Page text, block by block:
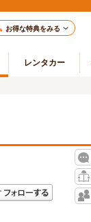
お得な特典をみる
レンタカー